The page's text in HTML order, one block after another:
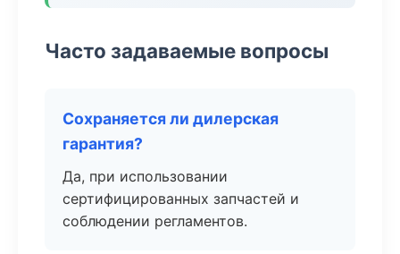
Часто задаваемые вопросы
Сохраняется ли дилерская
гарантия?
Да, при использовании
сертифицированных запчастей и
соблюдении регламентов.